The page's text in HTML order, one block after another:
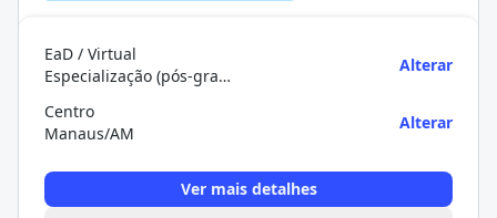
EaD / Virtual
Especialização (pós-graduação)
Alterar
Centro
Manaus/AM
Alterar
Ver mais detalhes